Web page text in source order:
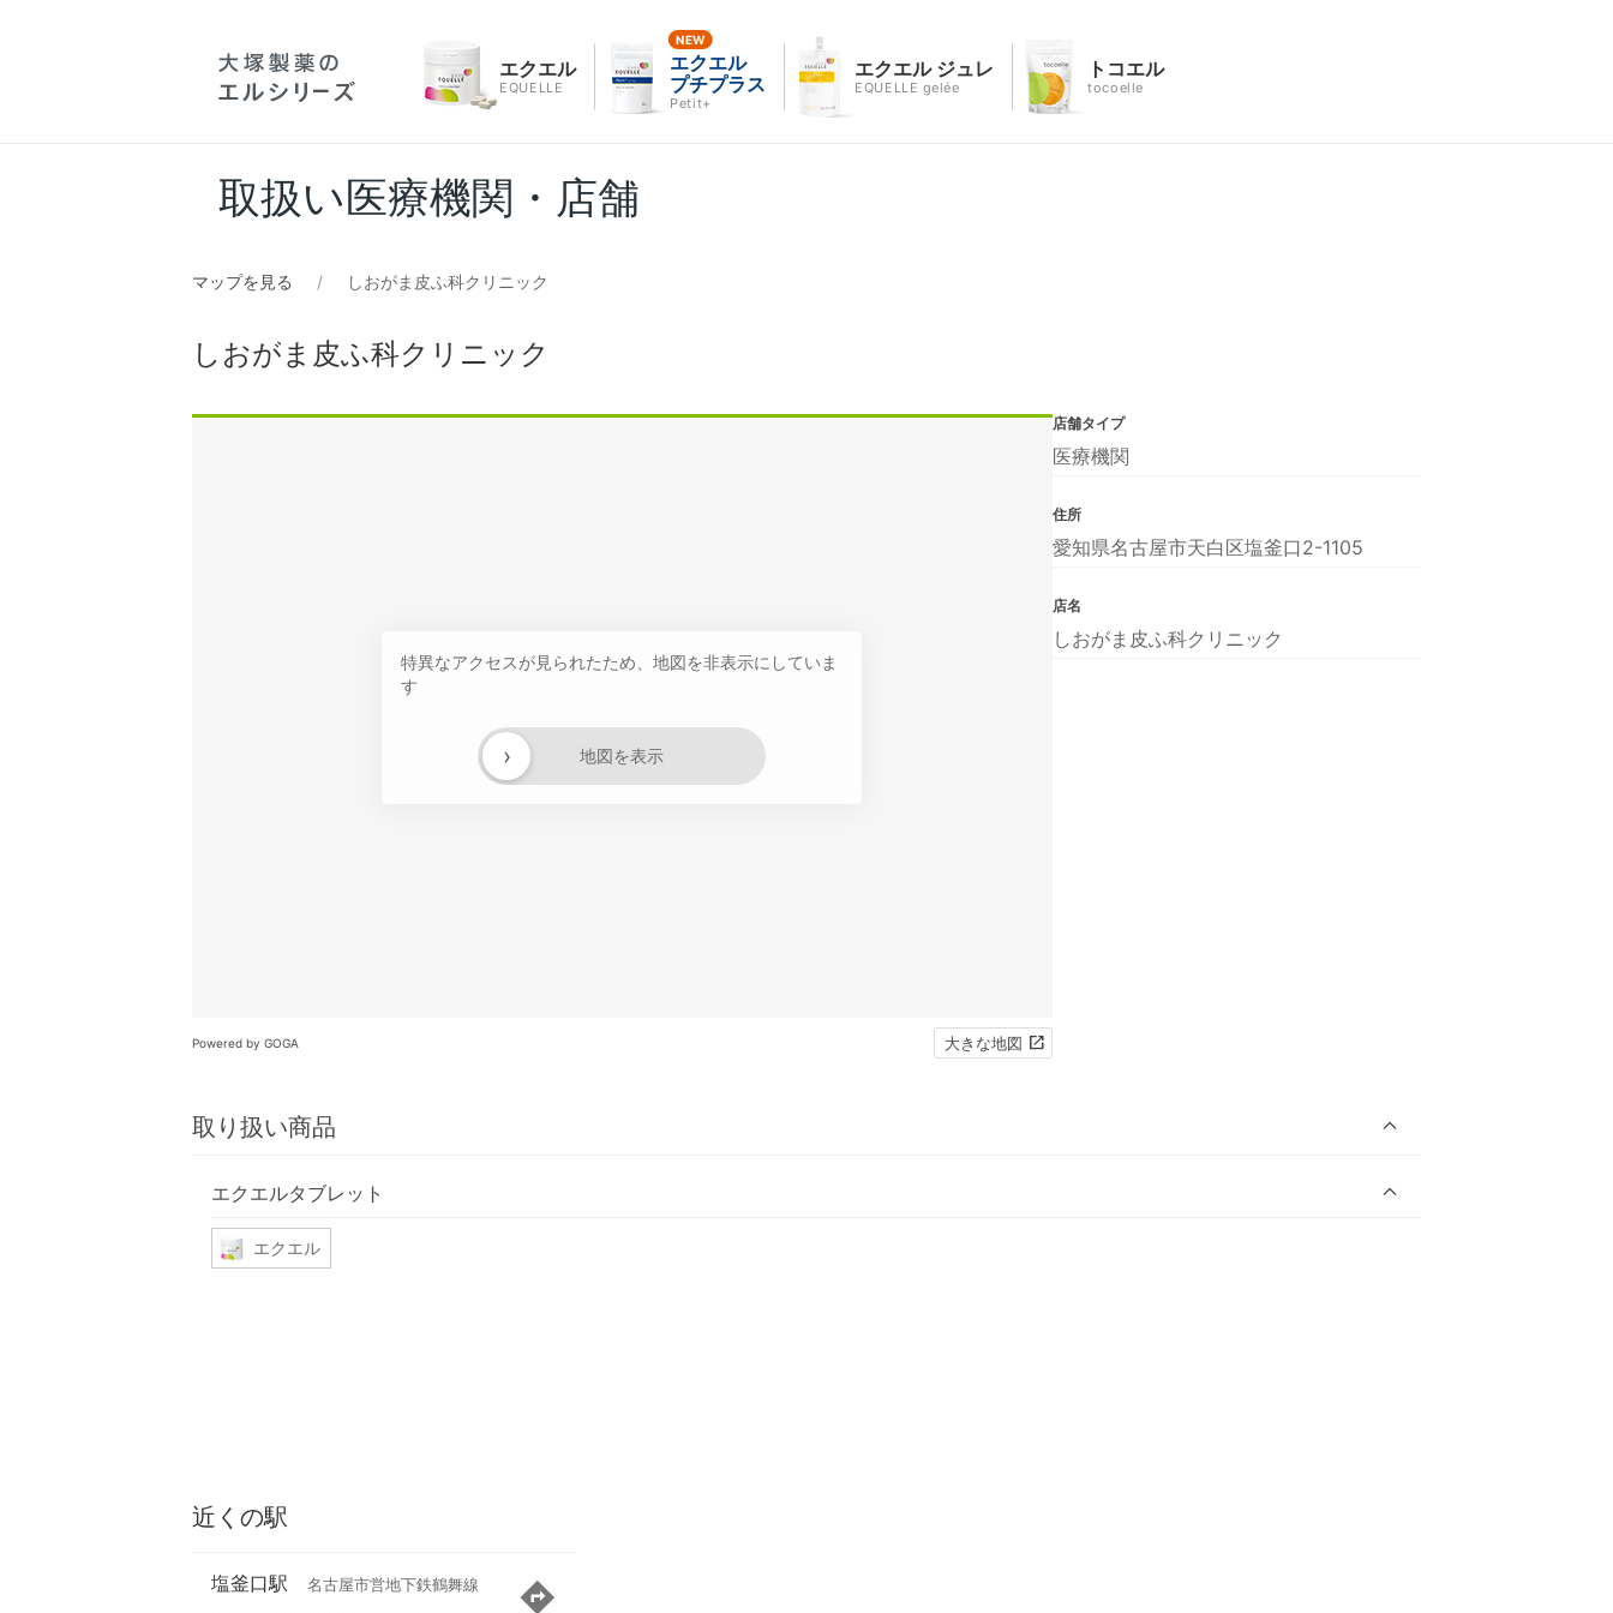
エクエル
EQUELLE
エクエル
プチプラス
Petit+
エクエル ジュレ
EQUELLE gelée
トコエル
tocoelle
取扱い医療機関・店舗
マップを見る しおがま皮ふ科クリニック
しおがま皮ふ科クリニック
特異なアクセスが見られたため、地図を非表示にしていま
す
地図を表示
›
Powered by GOGA 大きな地図
取り扱い商品
エクエルタブレット
エクエル
店舗タイプ
医療機関
住所
愛知県名古屋市天白区塩釜口2-1105
店名
しおがま皮ふ科クリニック
近くの駅
塩釜口駅 名古屋市営地下鉄鶴舞線